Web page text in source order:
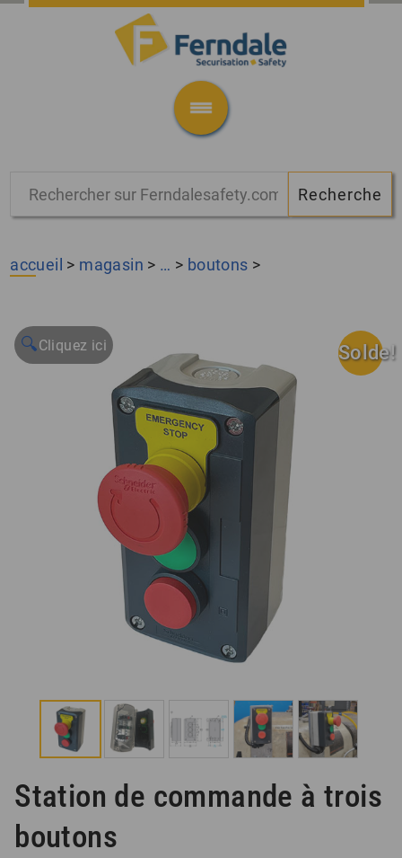
accueil > magasin > … > boutons >
Solde!
🔍
Station de commande à trois
boutons